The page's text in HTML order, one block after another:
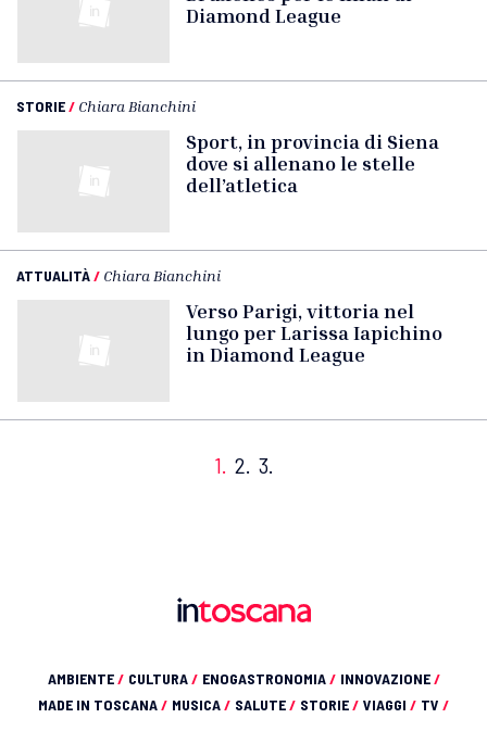
Diamond League
STORIE/ Chiara Bianchini
Sport, in provincia di Siena
dove si allenano le stelle
dell’atletica
ATTUALITÀ/ Chiara Bianchini
Verso Parigi, vittoria nel
lungo per Larissa Iapichino
in Diamond League
1. 2. 3.
AMBIENTE/ CULTURA/ ENOGASTRONOMIA/ INNOVAZIONE/
MADE IN TOSCANA/ MUSICA/ SALUTE/ STORIE/ VIAGGI / TV /